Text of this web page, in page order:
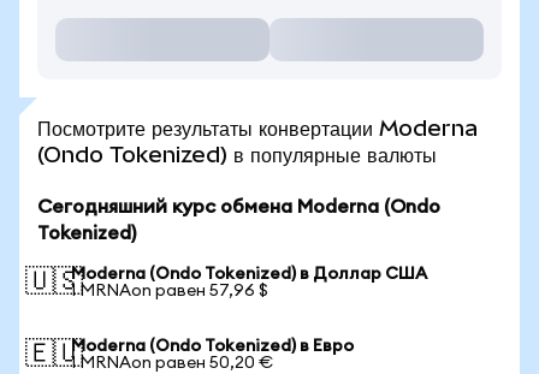
Посмотрите результаты конвертации Moderna
(Ondo Tokenized) в популярные валюты
Сегодняшний курс обмена Moderna (Ondo
Tokenized)
🇺🇸Moderna (Ondo Tokenized) в Доллар США
1 MRNAon равен 57,96 $
🇪🇺Moderna (Ondo Tokenized) в Евро
1 MRNAon равен 50,20 €